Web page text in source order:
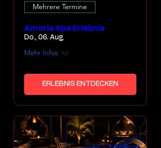
Mehrere Termine
Amoria Spa Erlebnis
Do., 06. Aug.
Mehr Infos
ERLEBNIS ENTDECKEN